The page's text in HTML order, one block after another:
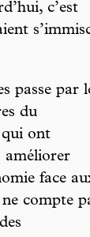
c’est
passe par
du
ont
améliorer
face
compte